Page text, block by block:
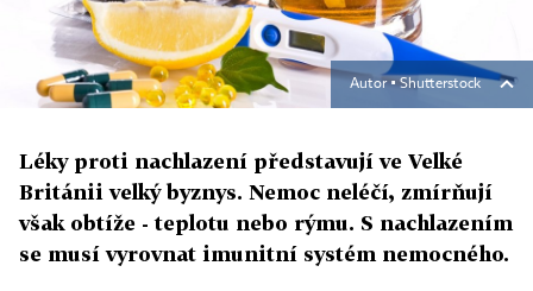
Autor ▪Shutterstock
Léky proti nachlazení představují ve Velké
Británii velký byznys. Nemoc neléčí, zmírňují
však obtíže - teplotu nebo rýmu. S nachlazením
se musí vyrovnat imunitní systém nemocného.